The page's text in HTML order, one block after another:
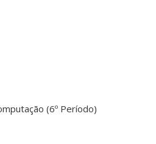
(6º Período)